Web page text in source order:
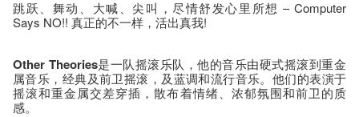
跳跃、舞动、大喊、尖叫，尽情舒发心里所想 – Computer
Says NO!! 真正的不一样，活出真我!
Other Theories是一队摇滚乐队，他的音乐由硬式摇滚到重金
属音乐，经典及前卫摇滚，及蓝调和流行音乐。他们的表演于
摇滚和重金属交差穿插，散布着情绪、浓郁氛围和前卫的质
感。